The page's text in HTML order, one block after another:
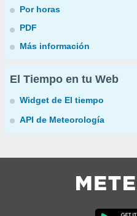
Por horas
PDF
Más información
El Tiempo en tu Web
Widget de El tiempo
API de Meteorología